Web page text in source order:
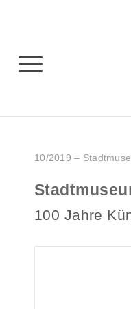
10/2019 –
100 Jahre